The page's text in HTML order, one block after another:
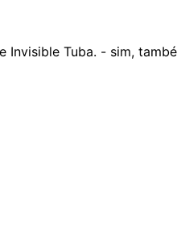
Tuba. - sim,